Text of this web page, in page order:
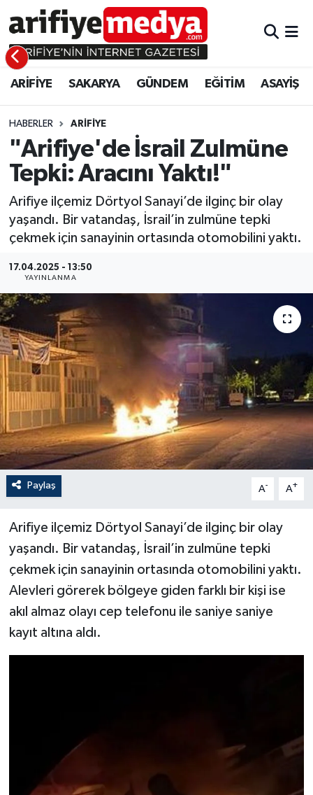
ARİFİYE SAKARYA GÜNDEM EĞİTİM ASAYİŞ
HABERLER ARİFİYE
"Arifiye'de İsrail Zulmüne
Tepki: Aracını Yaktı!"
Arifiye ilçemiz Dörtyol Sanayi’de ilginç bir olay
yaşandı. Bir vatandaş, İsrail’in zulmüne tepki
çekmek için sanayinin ortasında otomobilini yaktı.
17.04.2025 - 13:50
YAYINLANMA
Paylaş A- A+
Arifiye ilçemiz Dörtyol Sanayi’de ilginç bir olay
yaşandı. Bir vatandaş, İsrail’in zulmüne tepki
çekmek için sanayinin ortasında otomobilini yaktı.
Alevleri görerek bölgeye giden farklı bir kişi ise
akıl almaz olayı cep telefonu ile saniye saniye
kayıt altına aldı.
ARİFİYE
SAKARYA
GÜNDEM
EĞİTİM
ASAYİŞ
EKONOMİ
ARİFİYE
GÜNDEM
EĞİTİM
EKONOMİ
ASAYİŞ
Sakarya Hava Durumu
Sakarya Namaz Vakitleri
Sakarya Trafik Yoğunluk Haritası
Süper Lig Puan Durumu ve Fikstür
Tüm Manşetler
Son Dakika Haberleri
Haber Arşivi